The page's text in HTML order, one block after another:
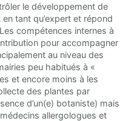
le développement de
tant qu’expert et répond
compétences internes à
pour accompagner
au niveau des
peu habitués à «
et encore moins à les
des plantes par
d’un(e) botaniste) mais
allergologues et